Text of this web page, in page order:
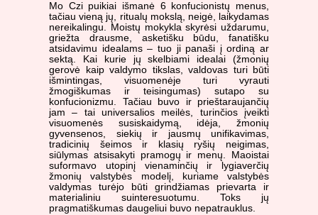
Mo Czi puikiai išmanė 6 konfucionistų menus,
tačiau vieną jų, ritualų mokslą, neigė, laikydamas
nereikalingu. Moistų mokykla skyrėsi uždarumu,
griežta drausme, asketišku būdu, fanatišku
atsidavimu idealams – tuo ji panaši į ordiną ar
sektą. Kai kurie jų skelbiami idealai (žmonių
gerovė kaip valdymo tikslas, valdovas turi būti
išmintingas, visuomenėje turi vyrauti
žmogiškumas ir teisingumas) sutapo su
konfucionizmu. Tačiau buvo ir prieštaraujančių
jam – tai universalios meilės, turinčios įveikti
visuomenės susiskaidymą, idėja, žmonių
gyvensenos, siekių ir jausmų unifikavimas,
tradicinių šeimos ir klasių ryšių neigimas,
siūlymas atsisakyti pramogų ir menų. Maoistai
suformavo utopinį vienaminčių ir lygiaverčių
žmonių valstybės modelį, kuriame valstybės
valdymas turėjo būti grindžiamas prievarta ir
materialiniu suinteresuotumu. Toks jų
pragmatiškumas daugeliui buvo nepatrauklus.